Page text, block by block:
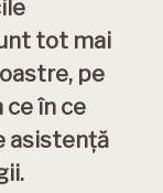
tot mai
pe
ce în ce
asistență